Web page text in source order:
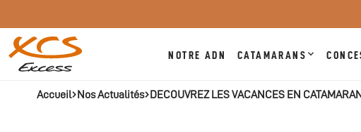
NOTRE ADN CATAMARANS
Accueil Nos Actualités DECOUVREZ LES VACANCES EN